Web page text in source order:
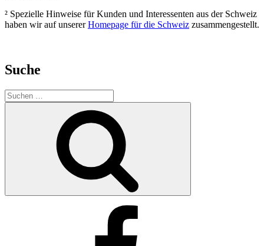
² Spezielle Hinweise für Kunden und Interessenten aus der Schweiz
haben wir auf unsererHomepage für die Schweiz zusammengestellt.
Suche
Suchen
nach: